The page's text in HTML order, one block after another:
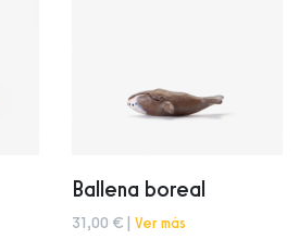
Ballena boreal
31,00 € | Ver más